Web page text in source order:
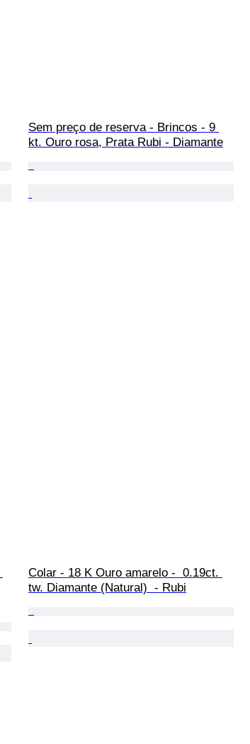
Sem preço de reserva - Brincos - 9
kt. Ouro rosa, Prata Rubi - Diamante
Colar - 18 K Ouro amarelo -  0.19ct.
tw. Diamante (Natural)  - Rubi